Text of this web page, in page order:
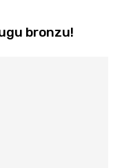
bronzu!